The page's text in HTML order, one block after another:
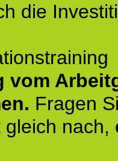
die
vom
Fragen
nach,